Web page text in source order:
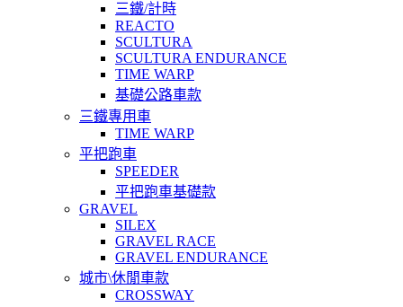
三鐵/計時
REACTO
SCULTURA
SCULTURA ENDURANCE
TIME WARP
基礎公路車款
三鐵專用車
TIME WARP
平把跑車
SPEEDER
平把跑車基礎款
GRAVEL
SILEX
GRAVEL RACE
GRAVEL ENDURANCE
城市\休閒車款
CROSSWAY